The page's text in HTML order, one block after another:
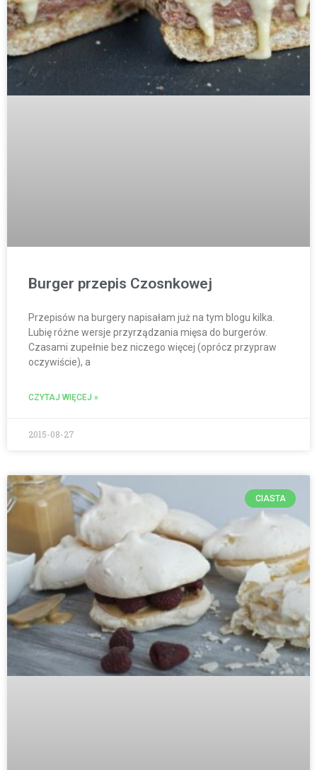
Burger przepis Czosnkowej
Przepisów na burgery napisałam już na tym blogu kilka.
Lubię różne wersje przyrządzania mięsa do burgerów.
Czasami zupełnie bez niczego więcej (oprócz przypraw
oczywiście), a
CZYTAJ WIĘCEJ »
2015-08-27
CIASTA